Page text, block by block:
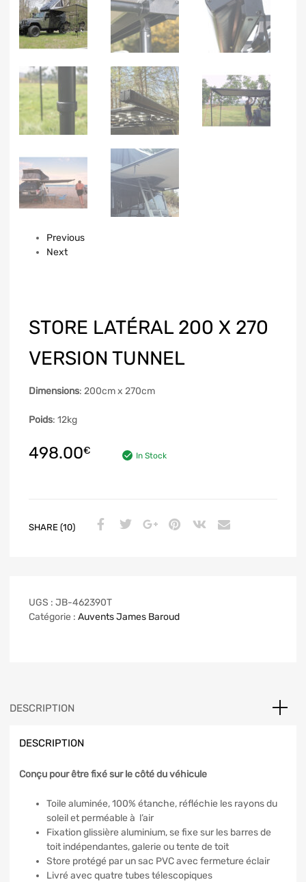
Previous
Next
STORE LATÉRAL 200 X 270
VERSION TUNNEL
Dimensions: 200cm x 270cm
Poids: 12kg
498.00€ In Stock
SHARE (10)
UGS : JB-462390T
Catégorie : Auvents James Baroud
DESCRIPTION
DESCRIPTION
Conçu pour être fixé sur le côté du véhicule
Toile aluminée, 100% étanche, réfléchie les rayons du
soleil et perméable à l’air
Fixation glissière aluminium, se fixe sur les barres de
toit indépendantes, galerie ou tente de toit
Store protégé par un sac PVC avec fermeture éclair
Livré avec quatre tubes télescopiques